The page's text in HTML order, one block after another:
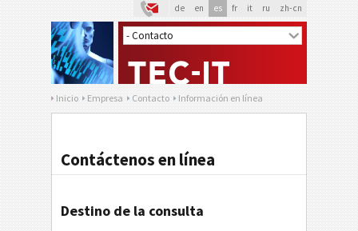
de en es fr it ru zh-cn
Inicio Empresa Contacto Información en línea
Contáctenos en línea
Destino de la consulta